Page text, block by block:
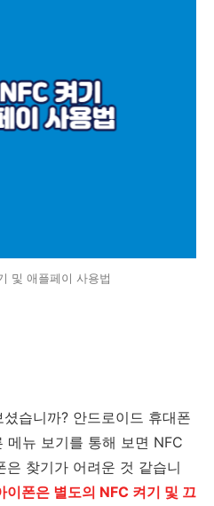
및 애플페이 사용법
습니까? 안드로이드 휴대폰
메뉴 보기를 통해 보면 NFC
은 찾기가 어려운 것 같습니
이폰은 별도의 NFC 켜기 및 끄